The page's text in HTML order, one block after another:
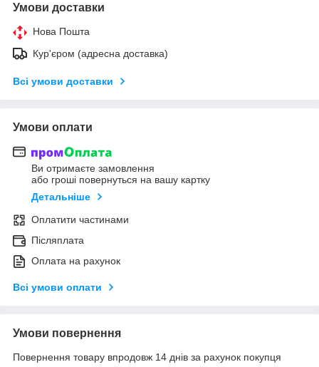
Умови доставки
Нова Пошта
Кур'єром (адресна доставка)
Всі умови доставки
Умови оплати
Ви отримаєте замовлення
або гроші повернуться на вашу картку
Детальніше
Оплатити частинами
Післяплата
Оплата на рахунок
Всі умови оплати
Умови повернення
Повернення товару впродовж 14 днів за рахунок покупця